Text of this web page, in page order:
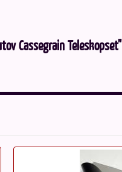
Cassegrain Teleskopset"